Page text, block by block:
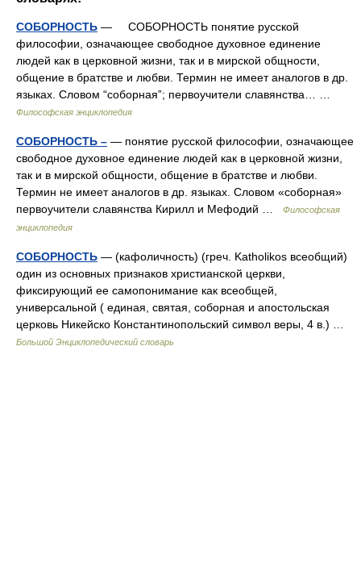
СОБОРНОСТЬ — СОБОРНОСТЬ понятие русской
философии, означающее свободное духовное единение
людей как в церковной жизни, так и в мирской общности,
общение в братстве и любви. Термин не имеет аналогов в др.
языках. Словом “соборная”; первоучители славянства… …
Философская энциклопедия
СОБОРНОСТЬ – — понятие русской философии, означающее
свободное духовное единение людей как в церковной жизни,
так и в мирской общности, общение в братстве и любви.
Термин не имеет аналогов в др. языках. Словом «соборная»
первоучители славянства Кирилл и Мефодий …
Философская
энциклопедия
СОБОРНОСТЬ — (кафоличность) (греч. Katholikos всеобщий)
один из основных признаков христианской церкви,
фиксирующий ее самопонимание как всеобщей,
универсальной ( единая, святая, соборная и апостольская
церковь Никейско Константинопольский символ веры, 4 в.) …
Большой Энциклопедический словарь